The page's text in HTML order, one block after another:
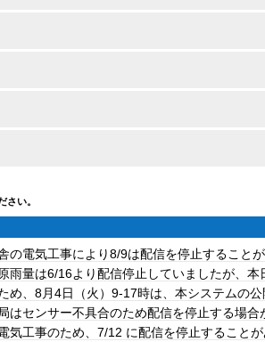
さい。
の電気工事により8/9は配信を停止することが
雨量は6/16より配信停止していましたが、本
め、8月4日（火）9-17時は、本システムの
はセンサー不具合のため配信を停止する場
気工事のため、7/12 に配信を停止することが